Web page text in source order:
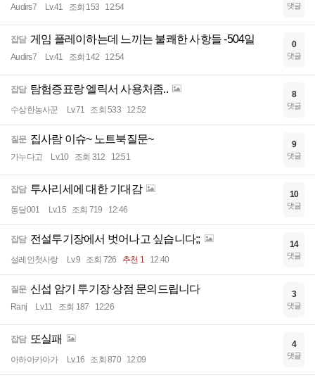
Audirs7 Lv.41 조회 153 12:54 댓글
잡담 게임 플레이하는데 느끼는 불쾌한 사항들 -504일
Audirs7 Lv.41 조회 142 12:54
0
댓글
잡담 탐험증표랑 엘릭서 사용처좀..
수상한농사꾼 Lv.71 조회 533 12:52
8
댓글
질문 집사람 이슈~ 노트북질문~
가누다고 Lv.10 조회 312 12:51
9
댓글
잡담 투사리세에 대한 기대감
동달001 Lv.15 조회 719 12:46
10
댓글
잡담 전설투기장에서 벗어나고 싶습니다;;
설레인첫사랑 Lv.9 조회 726 추천 1 12:40
14
댓글
질문 신섭 암기 투기장 상점 문의드립니다
Ranj Lv.11 조회 187 12:26
3
댓글
잡담 또실패
아하아카아가 Lv.16 조회 870 12:09
4
댓글